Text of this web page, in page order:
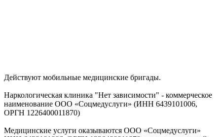
Действуют мобильные медицинские бригады.
Наркологическая клиника "Нет зависимости" - коммерческое
наименование ООО «Соцмедуслуги» (ИНН 6439101006,
ОРГН 1226400011870)
Медицинские услуги оказываются ООО «Соцмедуслуги»